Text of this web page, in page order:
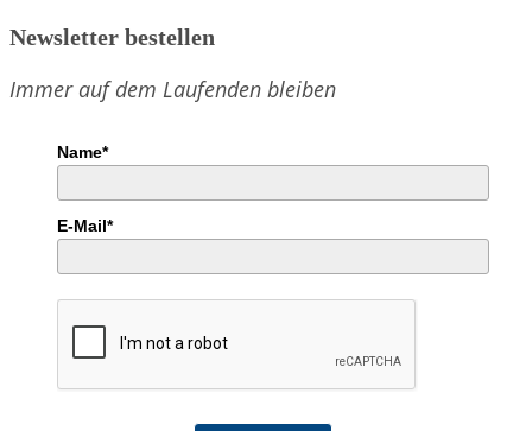
Newsletter bestellen
Immer auf dem Laufenden bleiben
Name*
E-Mail*